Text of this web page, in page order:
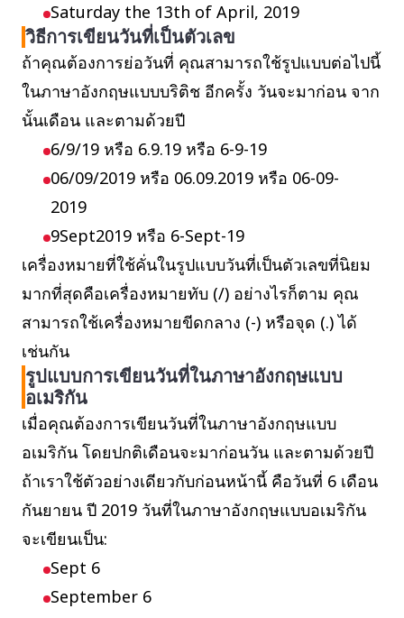
Saturday the 13th of April, 2019
วิธีการเขียนวันที่เป็นตัวเลข
ถ้าคุณต้องการย่อวันที่ คุณสามารถใช้รูปแบบต่อไปนี้
ในภาษาอังกฤษแบบบริติช อีกครั้ง วันจะมาก่อน จาก
นั้นเดือน และตามด้วยปี
6/9/19 หรือ 6.9.19 หรือ 6-9-19
06/09/2019 หรือ 06.09.2019 หรือ 06-09-
2019
9Sept2019 หรือ 6-Sept-19
เครื่องหมายที่ใช้คั่นในรูปแบบวันที่เป็นตัวเลขที่นิยม
มากที่สุดคือเครื่องหมายทับ (/) อย่างไรก็ตาม คุณ
สามารถใช้เครื่องหมายขีดกลาง (-) หรือจุด (.) ได้
เช่นกัน
รูปแบบการเขียนวันที่ในภาษาอังกฤษแบบ
อเมริกัน
เมื่อคุณต้องการเขียนวันที่ในภาษาอังกฤษแบบ
อเมริกัน โดยปกติเดือนจะมาก่อนวัน และตามด้วยปี
ถ้าเราใช้ตัวอย่างเดียวกับก่อนหน้านี้ คือวันที่ 6 เดือน
กันยายน ปี 2019 วันที่ในภาษาอังกฤษแบบอเมริกัน
จะเขียนเป็น:
Sept 6
September 6